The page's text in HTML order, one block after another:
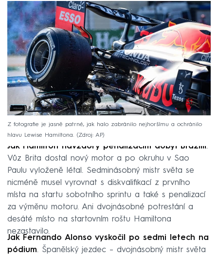
Z fotografie je jasně patrné, jak halo zabránilo nejhoršímu a ochránilo
hlavu Lewise Hamiltona.
Zdroj: AP
Jak Hamilton navzdory penalizacím dobyl Brazílii.
Vůz Brita dostal nový motor a po okruhu v Sao
Paulu vyloženě létal. Sedminásobný mistr světa se
nicméně musel vyrovnat s diskvalifikací z prvního
místa na startu sobotního sprintu a také s penalizací
za výměnu motoru. Ani dvojnásobné potrestání a
desáté místo na startovním roštu Hamiltona
nezastavilo.
Jak Fernando Alonso vyskočil po sedmi letech na
pódium. Španělský jezdec – dvojnásobný mistr světa